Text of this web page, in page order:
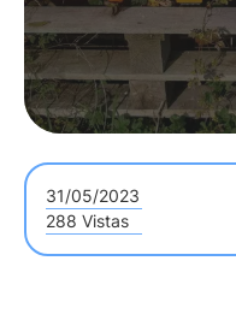
31/05/2023
288 Vistas